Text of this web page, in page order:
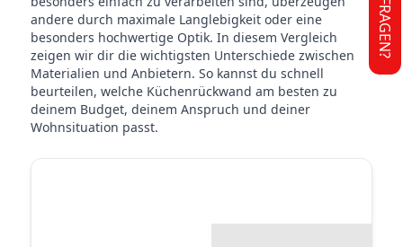
andere durch maximale Langlebigkeit oder eine
besonders hochwertige Optik. In diesem Vergleich
zeigen wir dir die wichtigsten Unterschiede zwischen
Materialien und Anbietern. So kannst du schnell
beurteilen, welche Küchenrückwand am besten zu
deinem Budget, deinem Anspruch und deiner
Wohnsituation passt.
FRAGEN?